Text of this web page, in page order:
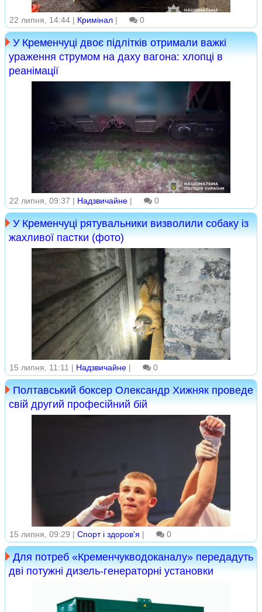
22 липня, 14:44 | Кримінал | 0
У Кременчуці двоє підлітків отримали важкі
ураження струмом на даху вагона: хлопці в
реанімації
22 липня, 09:37 | Надзвичайне | 0
У Кременчуці рятувальники визволили собаку із
жахливої пастки (фото)
15 липня, 11:11 | Надзвичайне | 0
Полтавський боксер Олександр Хижняк проведе
свій другий професійний бій
15 липня, 09:29 | Спорт і здоров'я | 0
Для потреб «Кременчукводоканалу» передадуть
дві потужні дизель-генераторні установки